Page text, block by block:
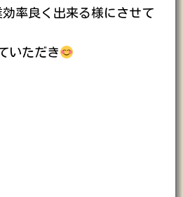
率良く出来る様にさせて
いただき